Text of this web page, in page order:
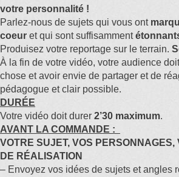
votre personnalité !
Parlez-nous de sujets qui vous ont
coeur et qui sont suffisamment
Produisez votre reportage sur le terrain.
À la fin de votre vidéo, votre audience
chose et avoir envie de partager et de
pédagogue et clair possible.
DURÉE
Votre vidéo doit durer 2’30 maximum.
AVANT LA COMMANDE :
VOTRE SUJET, VOS PERSONNAGES,
DE RÉALISATION
– Envoyez vos idées de sujets et angles